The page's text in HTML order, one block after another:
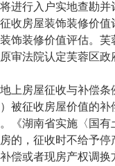
进行入户实地查勘
收房屋装饰装修价
饰装修价值评估。
审法院认定芙蓉区政
房屋征收与补偿条
被征收房屋价值的
《湖南省实施〈国
的，征收时不给予
偿或者现房产权调